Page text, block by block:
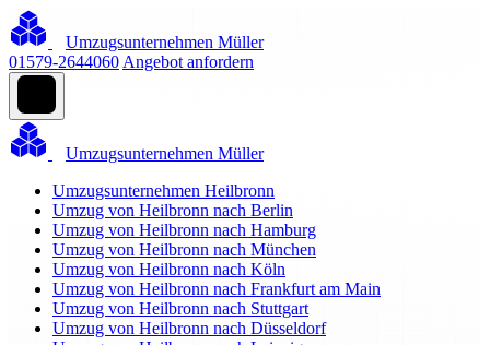
Umzugsunternehmen Müller
01579-2644060 Angebot anfordern
Umzugsunternehmen Müller
Umzugsunternehmen Heilbronn
Umzug von Heilbronn nach Berlin
Umzug von Heilbronn nach Hamburg
Umzug von Heilbronn nach München
Umzug von Heilbronn nach Köln
Umzug von Heilbronn nach Frankfurt am Main
Umzug von Heilbronn nach Stuttgart
Umzug von Heilbronn nach Düsseldorf